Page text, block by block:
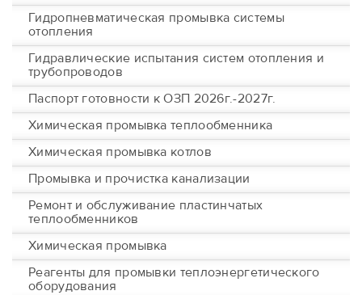
Гидропневматическая промывка системы
отопления
Гидравлические испытания систем отопления и
трубопроводов
Паспорт готовности к ОЗП 2026г.-2027г.
Химическая промывка теплообменника
Химическая промывка котлов
Промывка и прочистка канализации
Ремонт и обслуживание пластинчатых
теплообменников
Химическая промывка
Реагенты для промывки теплоэнергетического
оборудования